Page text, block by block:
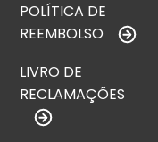
POLÍTICA DE
REEMBOLSO
LIVRO DE
RECLAMAÇÕES